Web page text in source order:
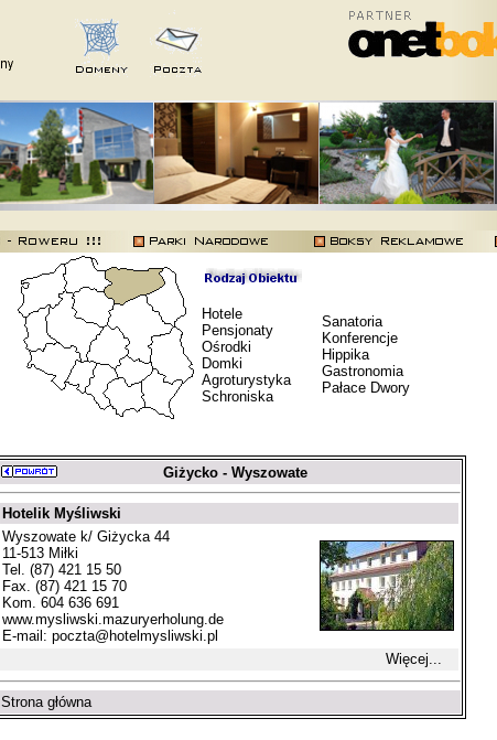
Hotele
Pensjonaty
Ośrodki
Domki
Agroturystyka
Schroniska
Sanatoria
Konferencje
Hippika
Gastronomia
Pałace Dwory
Giżycko - Wyszowate
Hotelik Myśliwski
Wyszowate k/ Giżycka 44
11-513 Miłki
Tel. (87) 421 15 50
Fax. (87) 421 15 70
Kom. 604 636 691
www.mysliwski.mazuryerholung.de
E-mail: poczta@hotelmysliwski.pl
Więcej...
Strona główna